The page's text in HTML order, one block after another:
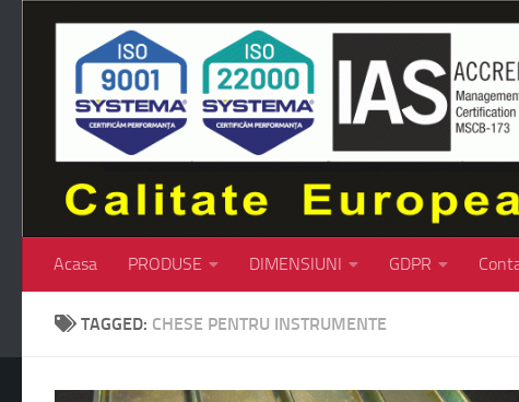
Skip to content
Acasa PRODUSE DIMENSIUNI GDPR
TAGGED: CHESE PENTRU INSTRUMENTE